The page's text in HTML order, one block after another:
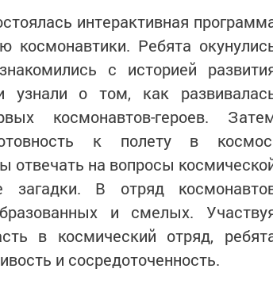
интерактивная
космонавтики. Ребята
с историей
узнали о том, как
космонавтов-героев.
к полету в
отвечать на вопросы
загадки. В отряд
и смелых.
в космический отряд,
и сосредоточенность.